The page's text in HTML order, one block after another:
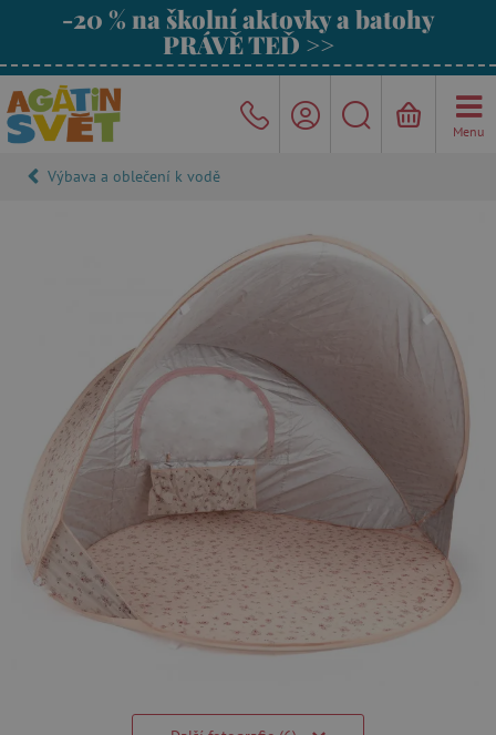
-20 % na školní aktovky a batohy
PRÁVĚ TEĎ >>
Menu
Výbava a oblečení k vodě